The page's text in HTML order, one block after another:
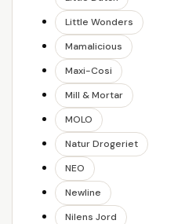
Little Wonders
Mamalicious
Maxi-Cosi
Mill & Mortar
MOLO
Natur Drogeriet
NEO
Newline
Nilens Jord